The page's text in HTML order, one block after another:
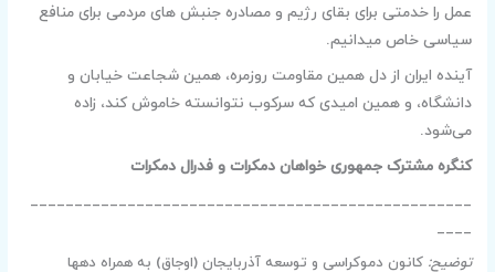
عمل را خدمتی برای بقای رژیم و مصادره جنبش ‌های مردمی برای منافع
سیاسی خاص میدانیم.
آینده ایران از دل همین مقاومت روزمره، همین شجاعت خیابان و
دانشگاه، و همین امیدی که سرکوب نتوانسته خاموش کند، زاده
می‌شود.
کنگره مشترک جمهوری خواهان دمکرات و فدرال دمکرات
__________________________________________________
____
توضیح: کانون دموکراسی و توسعه آذربایجان (اوجاق) به همراه دهها